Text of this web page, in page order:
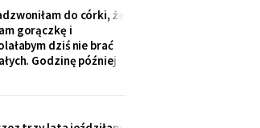
niedzielę czekam z
Ostatni raz
we wrześniu.
do córki, że
gorączkę i
dziś nie brać
Godzinę później
SMS: „Podasz